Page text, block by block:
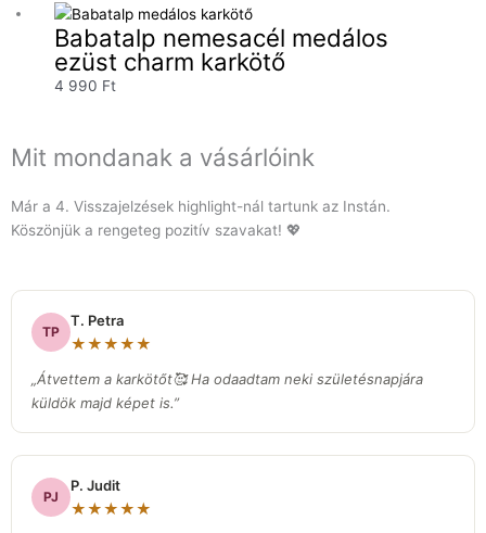
Babatalp nemesacél medálos
ezüst charm karkötő
4 990 Ft
Mit mondanak a vásárlóink
Már a 4. Visszajelzések highlight-nál tartunk az Instán.
Köszönjük a rengeteg pozitív szavakat! 💖
TP
T. Petra
★★★★★
„Átvettem a karkötőt🥰 Ha odaadtam neki születésnapjára
küldök majd képet is.”
PJ
P. Judit
★★★★★